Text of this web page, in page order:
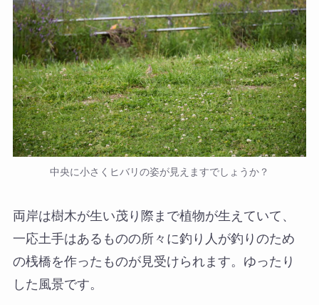
中央に小さくヒバリの姿が見えますでしょうか？
両岸は樹木が生い茂り際まで植物が生えていて、
一応土手はあるものの所々に釣り人が釣りのため
の桟橋を作ったものが見受けられます。ゆったり
した風景です。